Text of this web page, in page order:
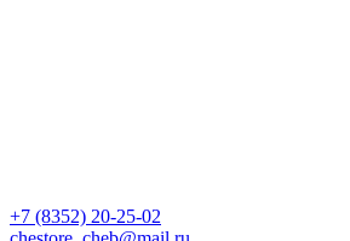
+7 (8352) 20-25-02